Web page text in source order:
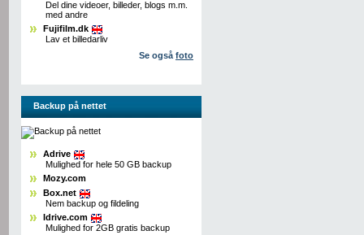
Del dine videoer, billeder, blogs m.m.
med andre
Fujifilm.dk
Lav et billedarliv
Se også foto
Backup på nettet
Adrive
Mulighed for hele 50 GB backup
Mozy.com
Box.net
Nem backup og fildeling
Idrive.com
Mulighed for 2GB gratis backup